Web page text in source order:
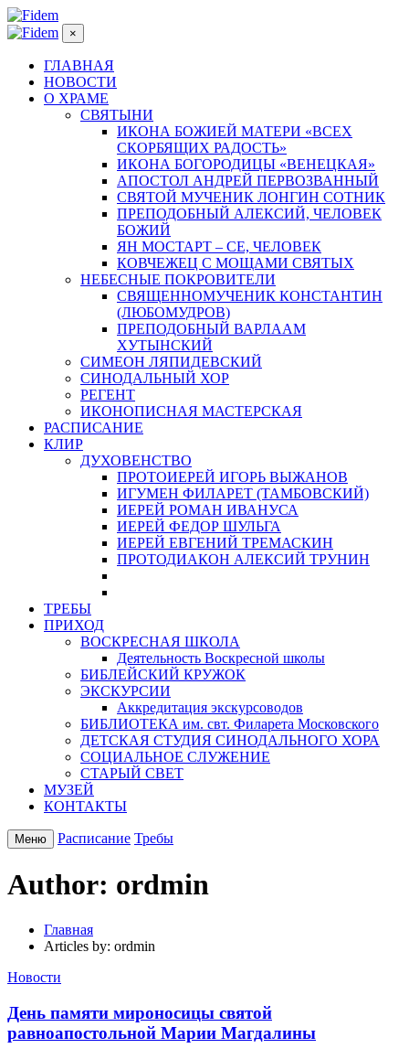
×
ГЛАВНАЯ
НОВОСТИ
О ХРАМЕ
СВЯТЫНИ
ИКОНА БОЖИЕЙ МАТЕРИ «ВСЕХ
СКОРБЯЩИХ РАДОСТЬ»
ИКОНА БОГОРОДИЦЫ «ВЕНЕЦКАЯ»
АПОСТОЛ АНДРЕЙ ПЕРВОЗВАННЫЙ
СВЯТОЙ МУЧЕНИК ЛОНГИН СОТНИК
ПРЕПОДОБНЫЙ АЛЕКСИЙ, ЧЕЛОВЕК
БОЖИЙ
ЯН МОСТАРТ – СЕ, ЧЕЛОВЕК
КОВЧЕЖЕЦ С МОЩАМИ СВЯТЫХ
НЕБЕСНЫЕ ПОКРОВИТЕЛИ
СВЯЩЕННОМУЧЕНИК КОНСТАНТИН
(ЛЮБОМУДРОВ)
ПРЕПОДОБНЫЙ ВАРЛААМ
ХУТЫНСКИЙ
СИМЕОН ЛЯПИДЕВСКИЙ
СИНОДАЛЬНЫЙ ХОР
РЕГЕНТ
ИКОНОПИСНАЯ МАСТЕРСКАЯ
РАСПИСАНИЕ
КЛИР
ДУХОВЕНСТВО
ПРОТОИЕРЕЙ ИГОРЬ ВЫЖАНОВ
ИГУМЕН ФИЛАРЕТ (ТАМБОВСКИЙ)
ИЕРЕЙ РОМАН ИВАНУСА
ИЕРЕЙ ФЕДОР ШУЛЬГА
ИЕРЕЙ ЕВГЕНИЙ ТРЕМАСКИН
ПРОТОДИАКОН АЛЕКСИЙ ТРУНИН
ТРЕБЫ
ПРИХОД
ВОСКРЕСНАЯ ШКОЛА
Деятельность Воскресной школы
БИБЛЕЙСКИЙ КРУЖОК
ЭКСКУРСИИ
Аккредитация экскурсоводов
БИБЛИОТЕКА им. свт. Филарета Московского
ДЕТСКАЯ СТУДИЯ СИНОДАЛЬНОГО ХОРА
СОЦИАЛЬНОЕ СЛУЖЕНИЕ
СТАРЫЙ СВЕТ
МУЗЕЙ
КОНТАКТЫ
Меню Расписание Требы
Author: ordmin
Главная
Articles by: ordmin
Новости
День памяти мироносицы святой
равноапостольной Марии Магдалины